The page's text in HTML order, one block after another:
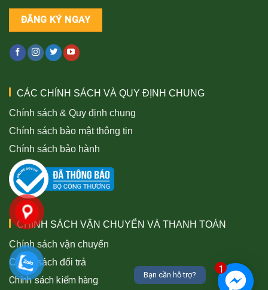
CÁC CHÍNH SÁCH VÀ QUY ĐỊNH CHUNG
Chính sách & Quy định chung
Chính sách bảo mật thông tin
Chính sách bảo hành
CHÍNH SÁCH VẬN CHUYỂN VÀ THANH TOÁN
Chính sách vận chuyển
Chính sách đổi trả
Chính sách kiểm hàng
1
Bạn cần hỗ trợ?